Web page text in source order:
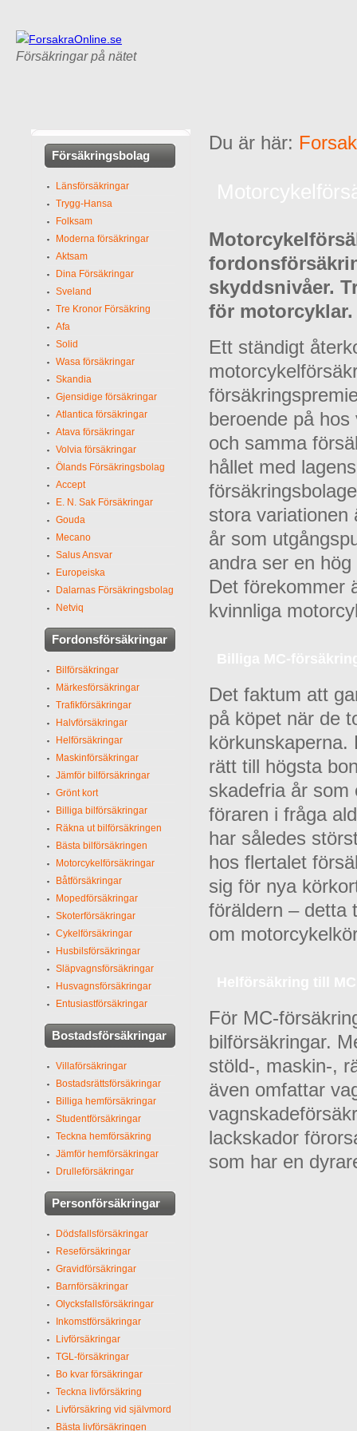
Försäkringar på nätet
Du är här:
skyddsnivåer.
för motorcyklar.
Ett ständigt
beroende på
och samma
hållet med
stora variationen
år som
andra ser en
Det förekommer
kvinnliga
Det faktum att
på köpet när de
körkunskaperna.
rätt till högsta
skadefria år som
föraren i fråga
har således
hos flertalet
sig för nya
föräldern – detta
om
För MC-
bilförsäkringar.
stöld-, maskin-,
även omfattar
lackskador
som har en
Försäkringsbolag
Länsförsäkringar
Trygg-Hansa
Folksam
Moderna försäkringar
Aktsam
Dina Försäkringar
Sveland
Tre Kronor Försäkring
Afa
Solid
Wasa försäkringar
Skandia
Gjensidige försäkringar
Atlantica försäkringar
Atava försäkringar
Volvia försäkringar
Ölands Försäkringsbolag
Accept
E. N. Sak Försäkringar
Gouda
Mecano
Salus Ansvar
Europeiska
Dalarnas Försäkringsbolag
Netviq
Fordonsförsäkringar
Bilförsäkringar
Märkesförsäkringar
Trafikförsäkringar
Halvförsäkringar
Helförsäkringar
Maskinförsäkringar
Jämför bilförsäkringar
Grönt kort
Billiga bilförsäkringar
Räkna ut bilförsäkringen
Bästa bilförsäkringen
Motorcykelförsäkringar
Båtförsäkringar
Mopedförsäkringar
Skoterförsäkringar
Cykelförsäkringar
Husbilsförsäkringar
Släpvagnsförsäkringar
Husvagnsförsäkringar
Entusiastförsäkringar
Bostadsförsäkringar
Villaförsäkringar
Bostadsrättsförsäkringar
Billiga hemförsäkringar
Studentförsäkringar
Teckna hemförsäkring
Jämför hemförsäkringar
Drulleförsäkringar
Personförsäkringar
Dödsfallsförsäkringar
Reseförsäkringar
Gravidförsäkringar
Barnförsäkringar
Olycksfallsförsäkringar
Inkomstförsäkringar
Livförsäkringar
TGL-försäkringar
Bo kvar försäkringar
Teckna livförsäkring
Livförsäkring vid självmord
Bästa livförsäkringen